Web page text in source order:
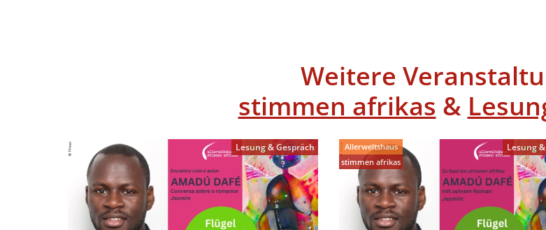
Weitere
stimmen afrikas &
Lesung & Gespräch
Allerweltshaus
stimmen afrikas
Lesung